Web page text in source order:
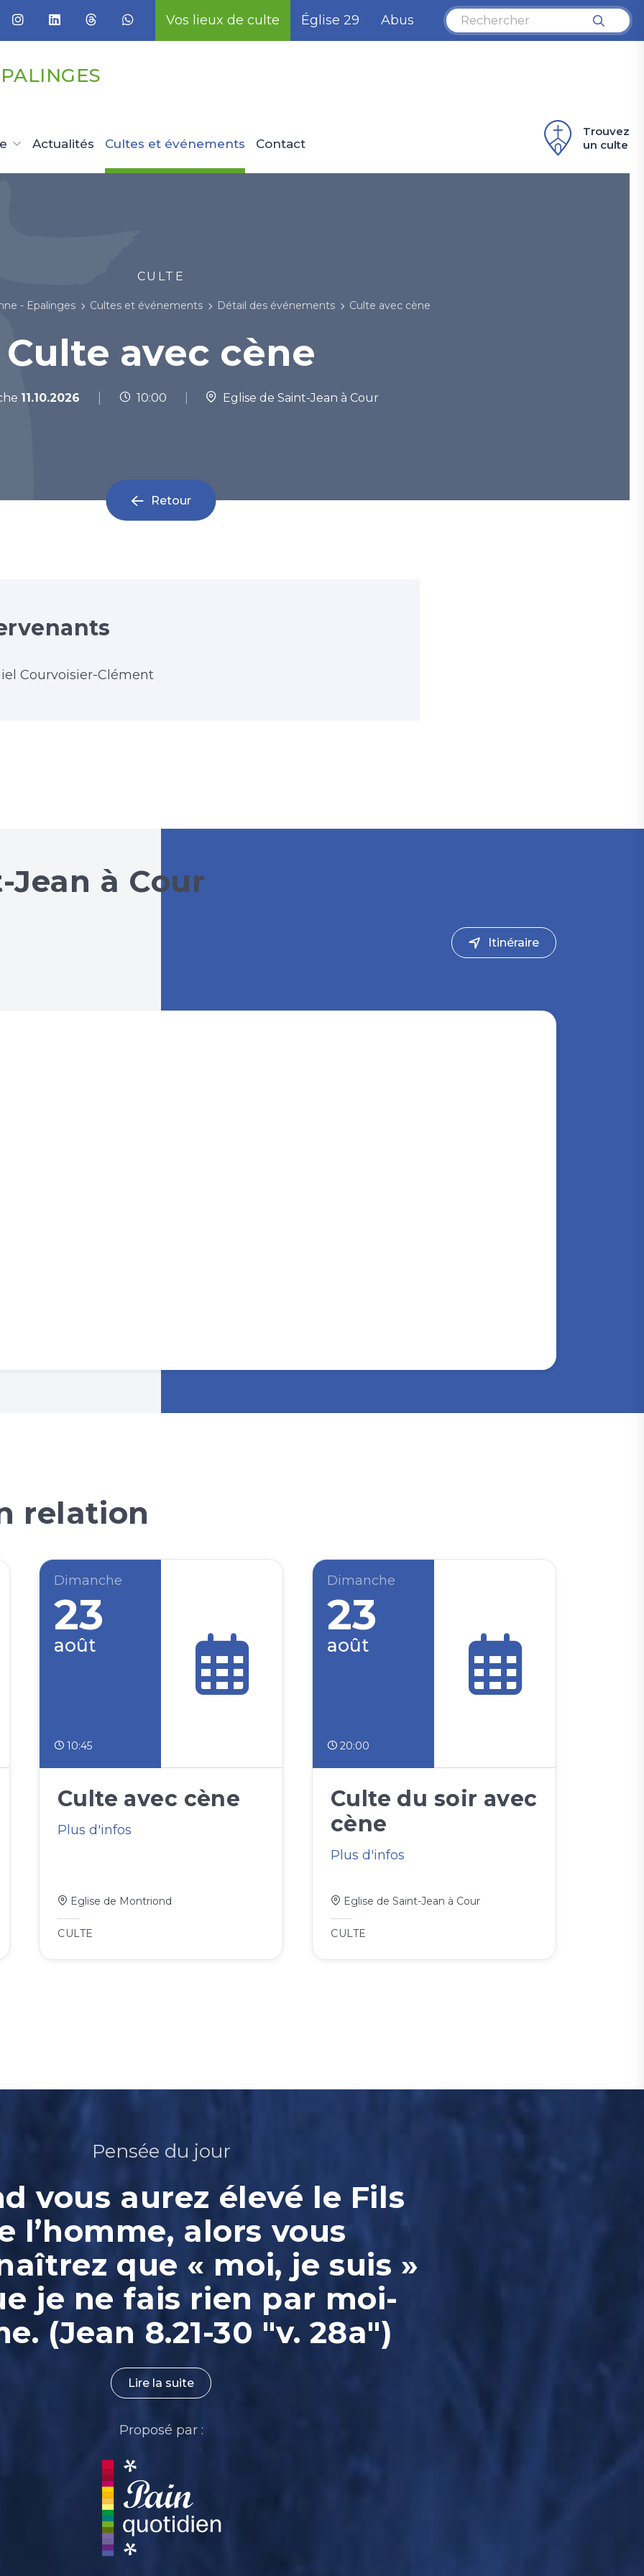
Vos lieux de culte Église 29 Abus
Actualités Cultes et événements Contact
Trouvez
un culte
CULTE
- Epalinges Cultes et événements Détail des événements Culte avec cène
Culte avec cène
11.10.2026 | 10:00 Eglise de Saint-Jean à Cour
Retour
Courvoisier-Clément
Jean à Cour
Itinéraire
relation
Dimanche
23
août
10:45
Culte avec cène
Plus d'infos
Eglise de Montriond
CULTE
Dimanche
23
août
20:00
Culte du soir avec
cène
Plus d'infos
Eglise de Saint-Jean à Cour
CULTE
Pensée du jour
vous aurez élevé le Fils
l’homme, alors vous
que « moi, je suis »
je ne fais rien par moi-
(Jean 8.21-30 "v. 28a")
Lire la suite
Proposé par :